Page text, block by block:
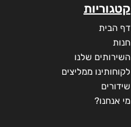
קטגוריות
דף הבית
חנות
השירותים שלנו
לקוחותינו ממליצים
שידורים
מי אנחנו?